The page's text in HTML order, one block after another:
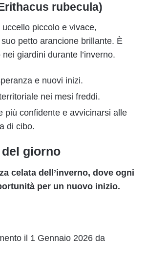
rubecula)
uccello piccolo e vivace,
petto arancione brillante. È
giardini durante l’inverno.
e nuovi inizi.
nei mesi freddi.
più confidente e avvicinarsi alle
di cibo.
giorno
celata dell’inverno, dove ogni
per un nuovo inizio.
il 1 Gennaio 2026 da